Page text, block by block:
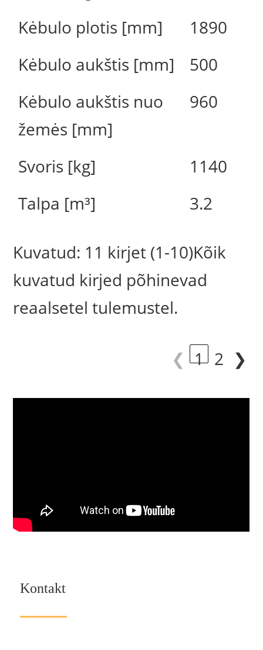
Kėbulo plotis [mm]
1890
Kėbulo aukštis [mm]
500
Kėbulo aukštis nuo
žemės [mm]
960
Svoris [kg]
1140
Talpa [m³]
3.2
Kuvatud: 11 kirjet (1-10)Kõik
kuvatud kirjed põhinevad
reaalsetel tulemustel.
❮ 1 2 ❯
Kontakt